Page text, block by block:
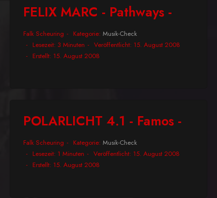
FELIX MARC - Pathways -
Falk Scheuring Kategorie: Musik-Check
Lesezeit: 3 Minuten
Veröffentlicht: 15. August 2008
Erstellt: 15. August 2008
POLARLICHT 4.1 - Famos -
Falk Scheuring Kategorie: Musik-Check
Lesezeit: 1 Minuten
Veröffentlicht: 15. August 2008
Erstellt: 15. August 2008